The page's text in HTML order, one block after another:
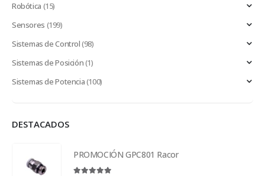
Robótica (15)
Sensores (199)
Sistemas de Control(98)
Sistemas de Posición(1)
Sistemas de Potencia(100)
DESTACADOS
PROMOCIÓN GPC801 Racor